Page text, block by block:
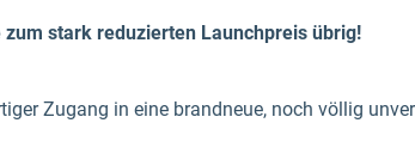
stark reduzierten Launchpreis übrig!
Zugang in eine brandneue, noch völlig